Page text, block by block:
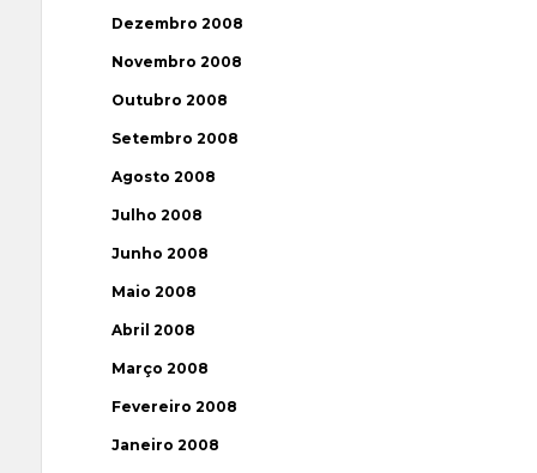
Dezembro 2008
Novembro 2008
Outubro 2008
Setembro 2008
Agosto 2008
Julho 2008
Junho 2008
Maio 2008
Abril 2008
Março 2008
Fevereiro 2008
Janeiro 2008